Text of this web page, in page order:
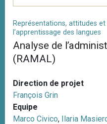
Représentations, attitudes
l’apprentissage des langues
Analyse de
(RAMAL)
Direction de projet
François Grin
Equipe
Marco Civico, Ilaria